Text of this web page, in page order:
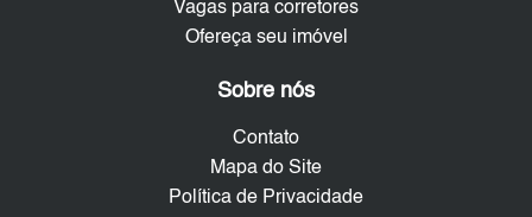
Vagas para corretores
Ofereça seu imóvel
Sobre nós
Contato
Mapa do Site
Política de Privacidade